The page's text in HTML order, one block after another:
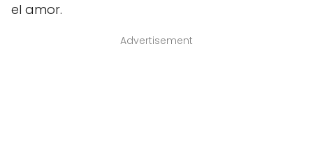
el amor.
Advertisement